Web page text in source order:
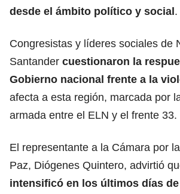
desde el ámbito político y social.
Congresistas y líderes sociales de
Santander cuestionaron la
Gobierno nacional frente a la
afecta a esta región, marcada por
armada entre el ELN y el frente 33.
El representante a la Cámara por
Paz, Diógenes Quintero, advirtió
intensificó en los últimos días de